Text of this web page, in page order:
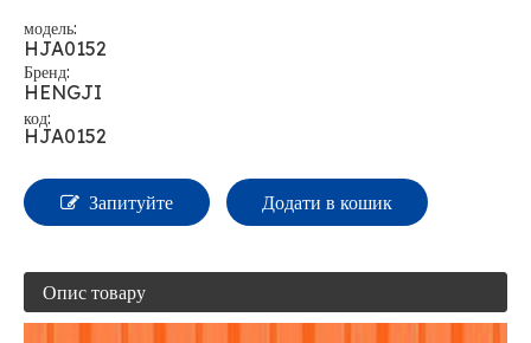
модель:
HJA0152
Бренд:
HENGJI
код:
HJA0152
Запитуйте Додати в кошик
Опис товару